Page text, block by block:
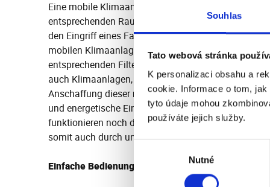
Souhlas
Tato webová stránka
K personalizaci obsahu a
cookie. Informace o tom,
tyto údaje mohou
používáte jejich služby.
Nutné
Eine mobile Klimaanlage löst augenblicklich die
entsprechenden Raumes. Die Installation der
den Eingriff eines Fachservice, wie dies bei einer
mobilen Klimaanlagen genügt es, diese nur
entsprechenden Filter von Verunreinigungen zu
auch Klimaanlagen, die im Sommer kühlen und im
Anschaffung dieser mobilen Klimaanlage mit
und energetische Einsparung bestimmt nicht lange
funktionieren noch dazu mit dem ökologischen Gas
somit auch durch und durch umweltfreundlich.
Einfache Bedienung und gleich drei Betriebsmodi